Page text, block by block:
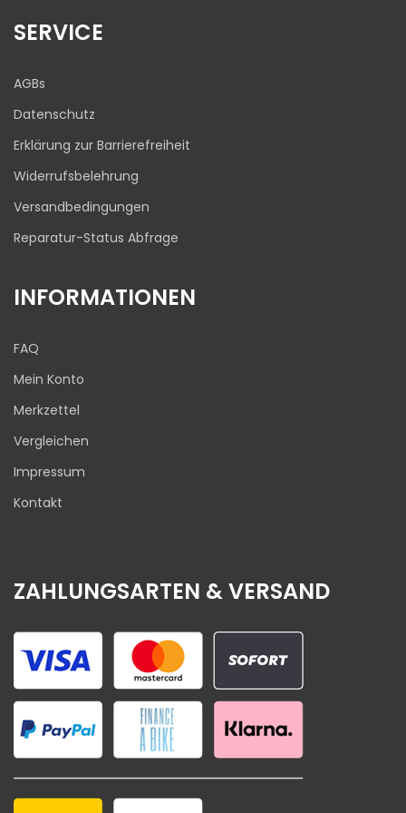
Bewertungen von
1
anderen Quelle
SERVICE
AGBs
Datenschutz
Erklärung zur Barrierefreiheit
Widerrufsbelehrung
Versandbedingungen
Reparatur-Status Abfrage
INFORMATIONEN
FAQ
Mein Konto
Merkzettel
Vergleichen
Impressum
Kontakt
ZAHLUNGSARTEN & VERSAND